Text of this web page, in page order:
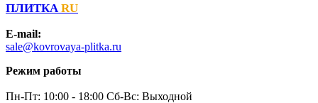
ПЛИТКА RU
E-mail:
sale@kovrovaya-plitka.ru
Режим работы
Пн-Пт: 10:00 - 18:00 Сб-Вс: Выходной